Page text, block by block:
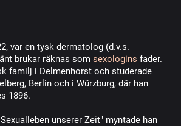
var en tysk dermatolog (d.v.s.
brukar räknas som sexologins fader.
familj i Delmenhorst och studerade
Berlin och i Würzburg, där han
1896.
unserer Zeit" myntade han